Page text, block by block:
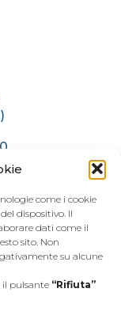
come i cookie
dispositivo. Il
dati come il
sito. Non
su alcune
il pulsante “Rifiuta”